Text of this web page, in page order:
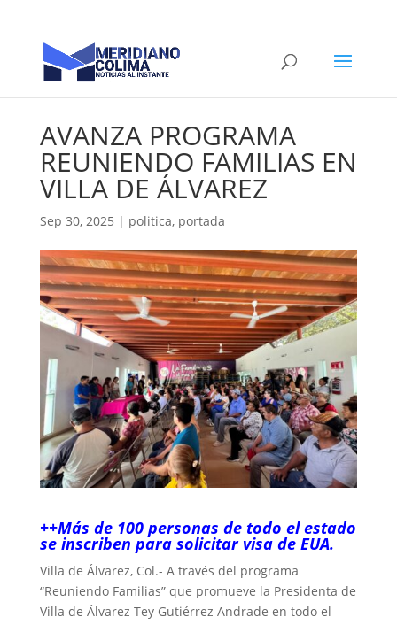
AVANZA PROGRAMA
REUNIENDO FAMILIAS EN
VILLA DE ÁLVAREZ
Sep 30, 2025 | politica, portada
++Más de 100 personas de todo el estado
se inscriben para solicitar visa de EUA.
Villa de Álvarez, Col.- A través del programa
“Reuniendo Familias” que promueve la Presidenta de
Villa de Álvarez Tey Gutiérrez Andrade en todo el